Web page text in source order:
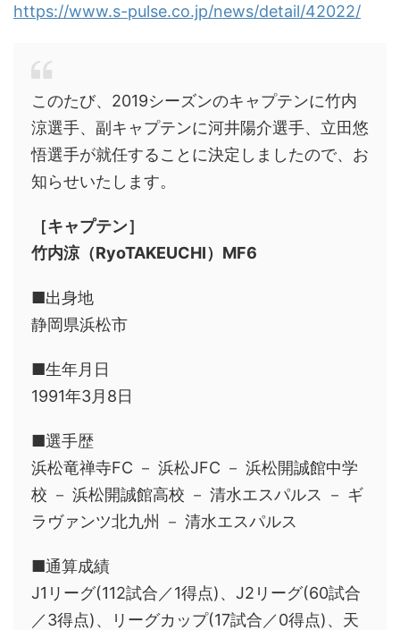
https://www.s-pulse.co.jp/news/detail/42022/
このたび、2019シーズンのキャプテンに竹内
涼選手、副キャプテンに河井陽介選手、立田悠
悟選手が就任することに決定しましたので、お
知らせいたします。
［キャプテン］
竹内涼（RyoTAKEUCHI）MF6
■出身地
静岡県浜松市
■生年月日
1991年3月8日
■選手歴
浜松竜禅寺FC － 浜松JFC － 浜松開誠館中学
校 － 浜松開誠館高校 － 清水エスパルス － ギ
ラヴァンツ北九州 － 清水エスパルス
■通算成績
J1リーグ(112試合／1得点)、J2リーグ(60試合
／3得点)、リーグカップ(17試合／0得点)、天